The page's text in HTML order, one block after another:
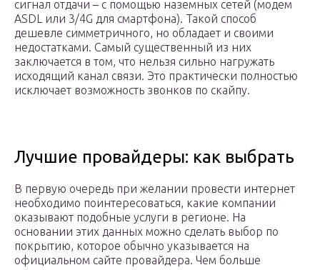
сигнал отдачи – с помощью наземных сетей (модем
ASDL или 3/4G для смартфона). Такой способ
дешевле симметричного, но обладает и своими
недостатками. Самый существенный из них
заключается в том, что нельзя сильно нагружать
исходящий канал связи. Это практически полностью
исключает возможность звонков по скайпу.
Лучшие провайдеры: как выбрать
В первую очередь при желании провести интернет
необходимо поинтересоваться, какие компании
оказывают подобные услуги в регионе. На
основании этих данных можно сделать выбор по
покрытию, которое обычно указывается на
официальном сайте провайдера. Чем больше